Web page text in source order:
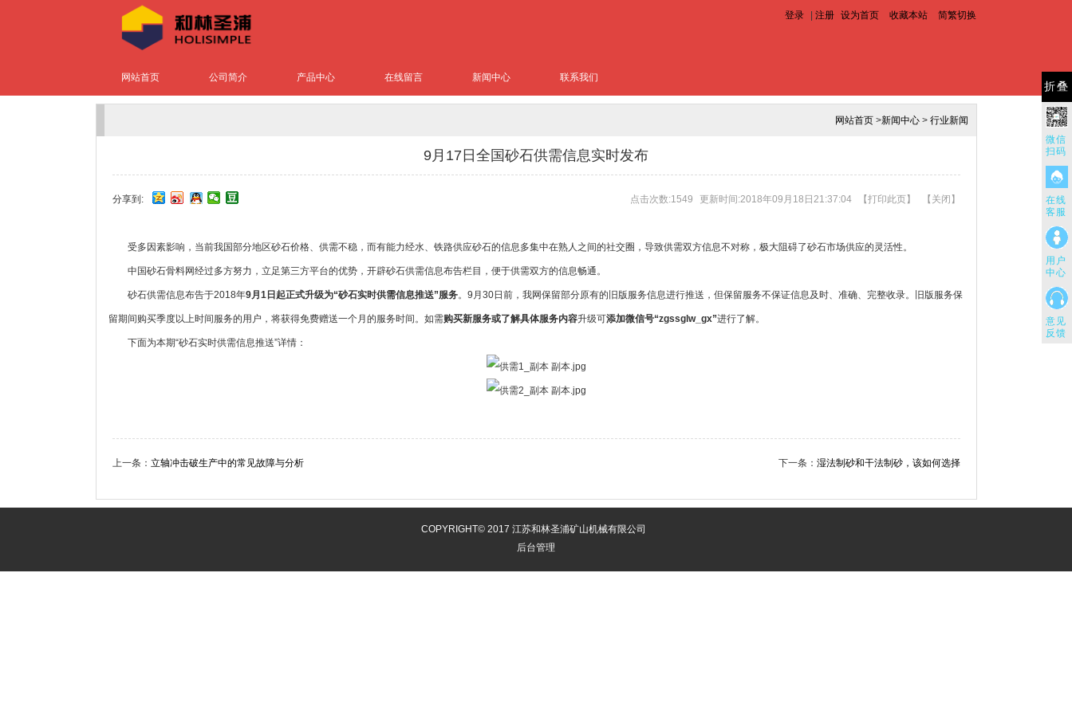
折叠
微信
扫码
在线
客服
用户
中心
意见
反馈
登录 注册 设为首页 收藏本站 简繁切换
网站首页 公司简介 产品中心 在线留言 新闻中心 联系我们
网站首页>新闻中心> 行业新闻
9月17日全国砂石供需信息实时发布
分享到: 点击次数:1549 更新时间:2018年09月18日21:37:04 【打印此页】 【 关闭 】
受多因素影响，当前我国部分地区砂石价格、供需不稳，而有能力经水、铁路供应砂石的信息多集中在熟人之间的社交圈，导致供需双方信息不对称，极大阻碍了砂石市场供应的灵活性。
中国砂石骨料网经过多方努力，立足第三方平台的优势，开辟砂石供需信息布告栏目，便于供需双方的信息畅通。
砂石供需信息布告于2018年9月1日起正式升级为“砂石实时供需信息推送”服务。9月30日前，我网保留部分原有的旧版服务信息进行推送，但保留服务不保证信息及时、准确、完整收录。旧版服务保
留期间购买季度以上时间服务的用户，将获得免费赠送一个月的服务时间。如需购买新服务或了解具体服务内容升级可添加微信号“zgssglw_gx”进行了解。
下面为本期“砂石实时供需信息推送”详情：
上一条： 立轴冲击破生产中的常见故障与分析 下一条： 湿法制砂和干法制砂，该如何选择
COPYRIGHT© 2017 江苏和林圣浦矿山机械有限公司
后台管理